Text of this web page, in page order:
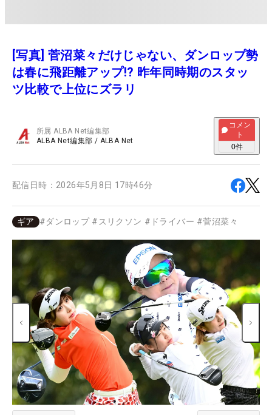
[写真] 菅沼菜々だけじゃない、ダンロップ勢
は春に飛距離アップ!? 昨年同時期のスタッ
ツ比較で上位にズラリ
所属ALBA Net編集部
ALBA Net編集部 / ALBA Net
コメン
ト
0件
配信日時： 2026年5月8日 17時46分
ギア #ダンロップ # スリクソン # ドライバー #菅沼菜々